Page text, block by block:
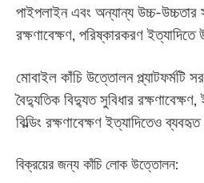
পাইপলাইন এবং অন্যান্য উচ্চ-উচ্চতার
রক্ষণাবেক্ষণ, পরিষ্কারকরণ
মোবাইল কাঁচি উত্তোলন প্ল্যাটফর্মটি
বৈদ্যুতিক বিদ্যুত সুবিধার
বিল্ডিং রক্ষণাবেক্ষণ ইত্যাদিতেও
বিক্রয়ের জন্য কাঁচি লোক উত্তোলন: